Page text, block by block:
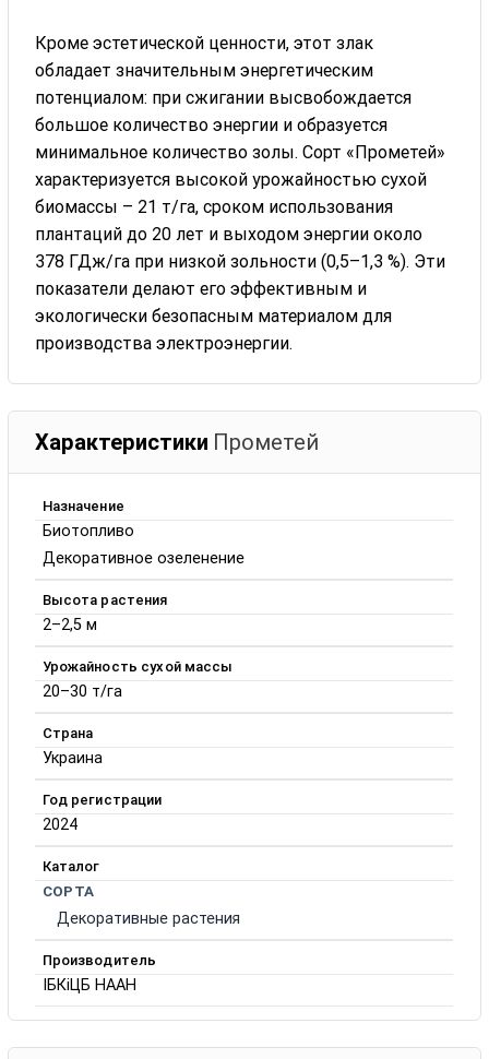
Кроме эстетической ценности, этот злак
обладает значительным энергетическим
потенциалом: при сжигании высвобождается
большое количество энергии и образуется
минимальное количество золы. Сорт «Прометей»
характеризуется высокой урожайностью сухой
биомассы – 21 т/га, сроком использования
плантаций до 20 лет и выходом энергии около
378 ГДж/га при низкой зольности (0,5–1,3 %). Эти
показатели делают его эффективным и
экологически безопасным материалом для
производства электроэнергии.
Характеристики Прометей
Назначение
Биотопливо
Декоративное озеленение
Высота растения
2–2,5 м
Урожайность сухой массы
20–30 т/га
Страна
Украина
Год регистрации
2024
Каталог
СОРТА
Декоративные растения
Производитель
ІБКіЦБ НААН